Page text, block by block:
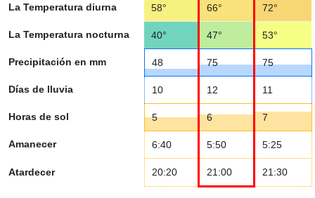
La Temperatura diurna 58° 66° 72°
La Temperatura nocturna 40° 47° 53°
Precipitación en mm 48 75 75
Días de lluvia 10 12 11
Horas de sol 5 6 7
Amanecer 6:40 5:50 5:25
Atardecer 20:20 21:00 21:30